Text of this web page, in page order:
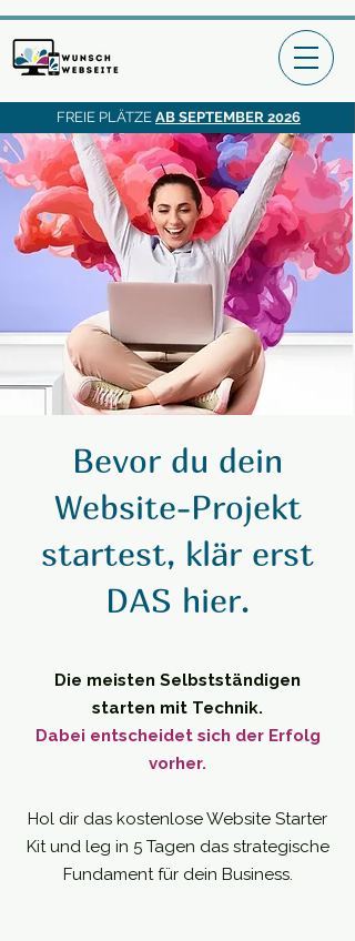
FREIE PLÄTZE AB SEPTEMBER 2026
Bevor du dein
Website-Projekt
startest, klär erst
DAS hier.
Die meisten Selbstständigen
starten mit Technik.
Dabei entscheidet sich der Erfolg
vorher.
Hol dir das kostenlose Website Starter
Kit und leg in 5 Tagen das strategische
Fundament für dein Business.​